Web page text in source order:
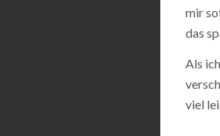
mir
das
Als
viel